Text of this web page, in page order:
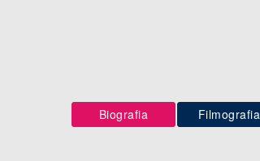
Biografia Filmografia